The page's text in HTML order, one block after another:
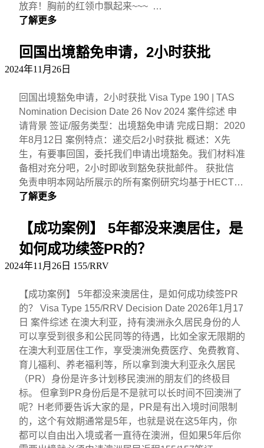
放弃！胸前的红领巾飘起来~~~ …
了解更多
回国出境豁免申请，2小时获批
2024年11月26日
回国出境豁免申请，2小时获批 Visa Type 190 | TAS
Nomination Decision Date 26 Nov 2024 案件综述 申
请背景 签证/服务类型：出境豁免申请 完成日期：2020
年8月12日 案例特点：递交后2小时获批 概述：X先
生，有要事回国，委托我们申请出境豁免。我们材料准
备相对充分吧，2小时即收到豁免获批邮件。 获批信
免责申明本网站所展示的所有案例研究均基于HECT…
了解更多
【成功案例】 5年都没来澳居住，是
如何成功续签PR的？
2024年11月26日 155/RRV
【成功案例】 5年都没来澳居住，是如何成功续签PR
的？ Visa Type 155/RRV Decision Date 2026年1月17
日 案件综述 在澳大利亚，持有澳洲永久居民身份的人
可以享受到很多和公民同等的待遇，比如全家无限期的
在澳大利亚居住工作，享受澳洲免费医疗、免费教育、
育儿福利、养老福利等，所以拿到澳大利亚永久居民
（PR）身份是许多计划移民澳洲的朋友们的终极目
标。 但拿到PR身份后是不是就可以长时间不回澳洲了
呢？H老师要告诉大家的是，PR是有出入境时间限制
的，这个有效期通常是5年，也就是说在这5年内，你
都可以自由出入境或者一直待在澳洲，但如果5年后你